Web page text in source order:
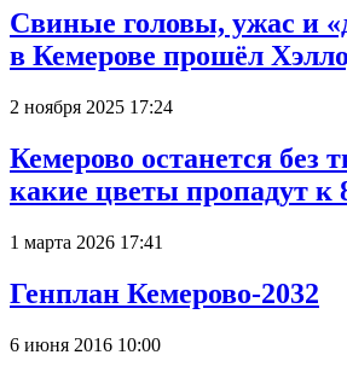
Свиные головы, ужас и
в Кемерове прошёл
2 ноября 2025 17:24
Кемерово останется без
какие цветы пропадут к
1 марта 2026 17:41
Генплан Кемерово-2032
6 июня 2016 10:00